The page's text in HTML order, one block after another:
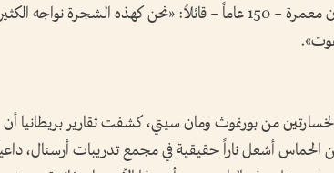
العريقة، حيث ضرب مثلاً بشجرة زيتون معمرة – 150 عاماً – قائلاً: «نحن كهذه الشجرة نواجه
من بورنموث ومان سيتي، كشفت تقارير بريطانيا أن
الحماس أشعل ناراً حقيقية في مجمع تدريبات أرسنال،